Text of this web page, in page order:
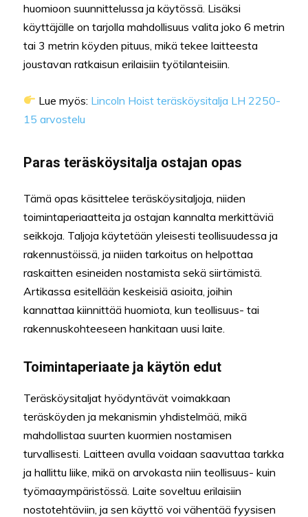
huomioon suunnittelussa ja käytössä. Lisäksi
käyttäjälle on tarjolla mahdollisuus valita joko 6 metrin
tai 3 metrin köyden pituus, mikä tekee laitteesta
joustavan ratkaisun erilaisiin työtilanteisiin.
Lue myös: Lincoln Hoist teräsköysitalja LH 2250-
15 arvostelu
Paras teräsköysitalja ostajan opas
Tämä opas käsittelee teräsköysitaljoja, niiden
toimintaperiaatteita ja ostajan kannalta merkittäviä
seikkoja. Taljoja käytetään yleisesti teollisuudessa ja
rakennustöissä, ja niiden tarkoitus on helpottaa
raskaitten esineiden nostamista sekä siirtämistä.
Artikassa esitellään keskeisiä asioita, joihin
kannattaa kiinnittää huomiota, kun teollisuus- tai
rakennuskohteeseen hankitaan uusi laite.
Toimintaperiaate ja käytön edut
Teräsköysitaljat hyödyntävät voimakkaan
teräsköyden ja mekanismin yhdistelmää, mikä
mahdollistaa suurten kuormien nostamisen
turvallisesti. Laitteen avulla voidaan saavuttaa tarkka
ja hallittu liike, mikä on arvokasta niin teollisuus- kuin
työmaaympäristössä. Laite soveltuu erilaisiin
nostotehtäviin, ja sen käyttö voi vähentää fyysisen